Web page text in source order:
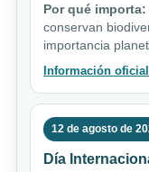
Por qué importa:
conservan
importancia
Información
12 de agosto de
Día